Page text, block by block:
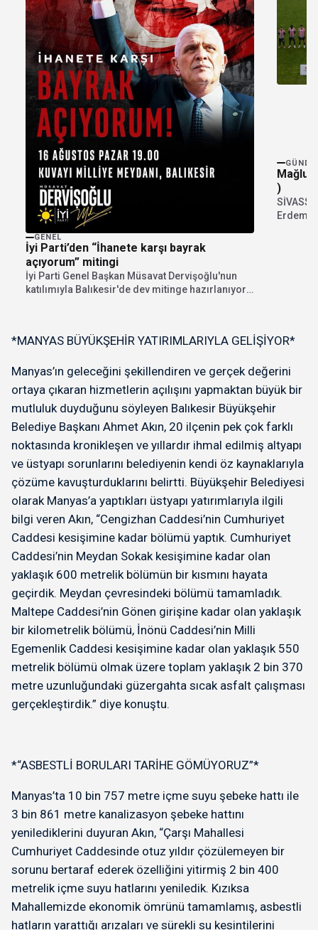
GENEL
İyi Parti’den “İhanete karşı bayrak
açıyorum” mitingi
İyi Parti Genel Başkan Müsavat Dervişoğlu'nun
katılımıyla Balıkesir'de dev mitinge hazırlanıyor.
)
Erdem
*MANYAS BÜYÜKŞEHİR YATIRIMLARIYLA GELİŞİYOR*
Manyas’ın geleceğini şekillendiren ve gerçek değerini
ortaya çıkaran hizmetlerin açılışını yapmaktan büyük bir
mutluluk duyduğunu söyleyen Balıkesir Büyükşehir
Belediye Başkanı Ahmet Akın, 20 ilçenin pek çok farklı
noktasında kronikleşen ve yıllardır ihmal edilmiş altyapı
ve üstyapı sorunlarını belediyenin kendi öz kaynaklarıyla
çözüme kavuşturduklarını belirtti. Büyükşehir Belediyesi
olarak Manyas’a yaptıkları üstyapı yatırımlarıyla ilgili
bilgi veren Akın, “Cengizhan Caddesi’nin Cumhuriyet
Caddesi kesişimine kadar bölümü yaptık. Cumhuriyet
Caddesi’nin Meydan Sokak kesişimine kadar olan
yaklaşık 600 metrelik bölümün bir kısmını hayata
geçirdik. Meydan çevresindeki bölümü tamamladık.
Maltepe Caddesi’nin Gönen girişine kadar olan yaklaşık
bir kilometrelik bölümü, İnönü Caddesi’nin Milli
Egemenlik Caddesi kesişimine kadar olan yaklaşık 550
metrelik bölümü olmak üzere toplam yaklaşık 2 bin 370
metre uzunluğundaki güzergahta sıcak asfalt çalışması
gerçekleştirdik.” diye konuştu.
*“ASBESTLİ BORULARI TARİHE GÖMÜYORUZ”*
Manyas’ta 10 bin 757 metre içme suyu şebeke hattı ile
3 bin 861 metre kanalizasyon şebeke hattını
yenilediklerini duyuran Akın, “Çarşı Mahallesi
Cumhuriyet Caddesinde otuz yıldır çözülemeyen bir
sorunu bertaraf ederek özelliğini yitirmiş 2 bin 400
metrelik içme suyu hatlarını yeniledik. Kızıksa
Mahallemizde ekonomik ömrünü tamamlamış, asbestli
hatların yarattığı arızaları ve sürekli su kesintilerini